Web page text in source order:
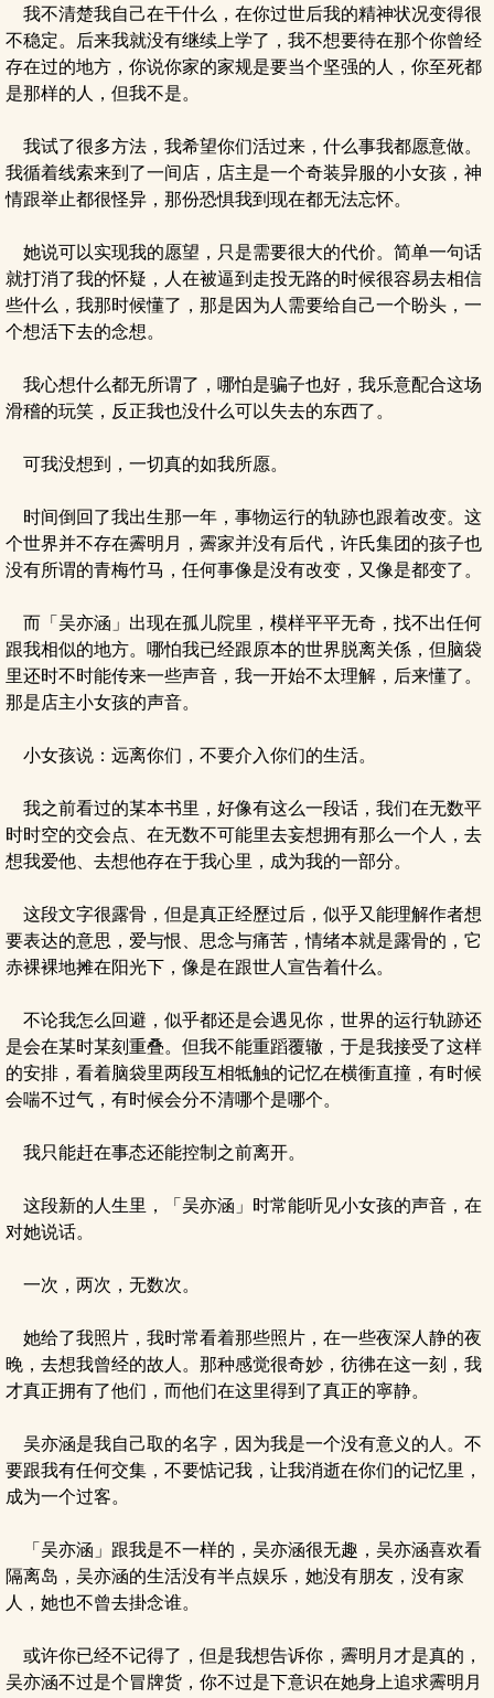
我不清楚我自己在干什么，在你过世后我的精神状况变得很
不稳定。后来我就没有继续上学了，我不想要待在那个你曾经
存在过的地方，你说你家的家规是要当个坚强的人，你至死都
是那样的人，但我不是。
我试了很多方法，我希望你们活过来，什么事我都愿意做。
我循着线索来到了一间店，店主是一个奇装异服的小女孩，神
情跟举止都很怪异，那份恐惧我到现在都无法忘怀。
她说可以实现我的愿望，只是需要很大的代价。简单一句话
就打消了我的怀疑，人在被逼到走投无路的时候很容易去相信
些什么，我那时候懂了，那是因为人需要给自己一个盼头，一
个想活下去的念想。
我心想什么都无所谓了，哪怕是骗子也好，我乐意配合这场
滑稽的玩笑，反正我也没什么可以失去的东西了。
可我没想到，一切真的如我所愿。
时间倒回了我出生那一年，事物运行的轨跡也跟着改变。这
个世界并不存在霽明月，霽家并没有后代，许氏集团的孩子也
没有所谓的青梅竹马，任何事像是没有改变，又像是都变了。
而「吴亦涵」出现在孤儿院里，模样平平无奇，找不出任何
跟我相似的地方。哪怕我已经跟原本的世界脱离关係，但脑袋
里还时不时能传来一些声音，我一开始不太理解，后来懂了。
那是店主小女孩的声音。
小女孩说：远离你们，不要介入你们的生活。
我之前看过的某本书里，好像有这么一段话，我们在无数平
时时空的交会点、在无数不可能里去妄想拥有那么一个人，去
想我爱他、去想他存在于我心里，成为我的一部分。
这段文字很露骨，但是真正经歷过后，似乎又能理解作者想
要表达的意思，爱与恨、思念与痛苦，情绪本就是露骨的，它
赤裸裸地摊在阳光下，像是在跟世人宣告着什么。
不论我怎么回避，似乎都还是会遇见你，世界的运行轨跡还
是会在某时某刻重叠。但我不能重蹈覆辙，于是我接受了这样
的安排，看着脑袋里两段互相牴触的记忆在横衝直撞，有时候
会喘不过气，有时候会分不清哪个是哪个。
我只能赶在事态还能控制之前离开。
这段新的人生里，「吴亦涵」时常能听见小女孩的声音，在
对她说话。
一次，两次，无数次。
她给了我照片，我时常看着那些照片，在一些夜深人静的夜
晚，去想我曾经的故人。那种感觉很奇妙，彷彿在这一刻，我
才真正拥有了他们，而他们在这里得到了真正的寧静。
吴亦涵是我自己取的名字，因为我是一个没有意义的人。不
要跟我有任何交集，不要惦记我，让我消逝在你们的记忆里，
成为一个过客。
「吴亦涵」跟我是不一样的，吴亦涵很无趣，吴亦涵喜欢看
隔离岛，吴亦涵的生活没有半点娱乐，她没有朋友，没有家
人，她也不曾去掛念谁。
或许你已经不记得了，但是我想告诉你，霽明月才是真的，
吴亦涵不过是个冒牌货，你不过是下意识在她身上追求霽明月